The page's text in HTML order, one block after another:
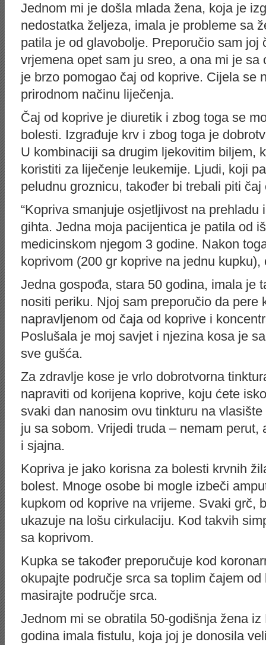
Jednom mi je došla mlada žena, koja je
nedostatka željeza, imala je probleme sa
patila je od glavobolje. Preporučio sam joj
vrjemena opet sam ju sreo, a ona mi je
je brzo pomogao čaj od koprive. Cijela se
prirodnom načinu liječenja.
Čaj od koprive je diuretik i zbog toga se
bolesti. Izgrađuje krv i zbog toga je
U kombinaciji sa drugim ljekovitim biljem,
koristiti za liječenje leukemije. Ljudi, koji
peludnu groznicu, također bi trebali piti čaj
“Kopriva smanjuje osjetljivost na
gihta. Jedna moja pacijentica je patila od
medicinskom njegom 3 godine. Nakon
koprivom (200 gr koprive na jednu
Jedna gospođa, stara 50 godina, imala je
nositi periku. Njoj sam preporučio da pere
napravljenom od čaja od koprive i
Poslušala je moj savjet i njezina kosa je
sve gušća.
Za zdravlje kose je vrlo dobrotvorna
napraviti od korijena koprive, koju ćete
svaki dan nanosim ovu tinkturu na
ju sa sobom. Vrijedi truda – nemam
i sjajna.
Kopriva je jako korisna za bolesti krvnih
bolest. Mnoge osobe bi mogle izbeči
kupkom od koprive na vrijeme. Svaki grč,
ukazuje na lošu cirkulaciju. Kod takvih
sa koprivom.
Kupka se također preporučuje kod
okupajte područje srca sa toplim čajem
masirajte područje srca.
Jednom mi se obratila 50-godišnja žena
godina imala fistulu, koja joj je donosila